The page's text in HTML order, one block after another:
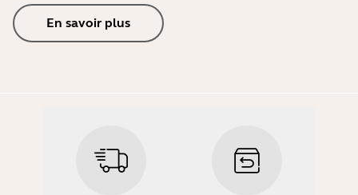
En savoir plus